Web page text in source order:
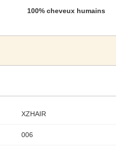
100% cheveux humains
XZHAIR
006